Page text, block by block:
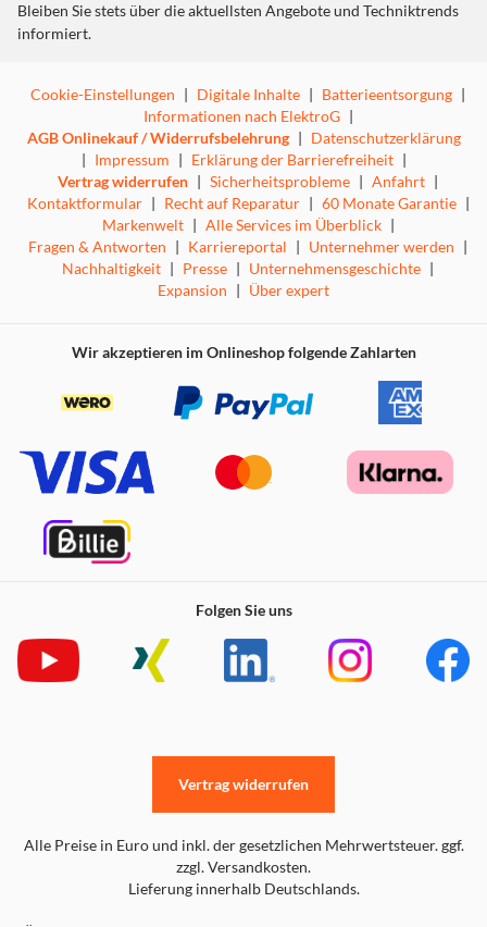
Bleiben Sie stets über die aktuellsten Angebote und Techniktrends
informiert.
Cookie-Einstellungen | Digitale Inhalte | Batterieentsorgung |
Informationen nach ElektroG |
AGB Onlinekauf / Widerrufsbelehrung | Datenschutzerklärung
| Impressum | Erklärung der Barrierefreiheit |
Vertrag widerrufen | Sicherheitsprobleme | Anfahrt |
Kontaktformular | Recht auf Reparatur | 60 Monate Garantie |
Markenwelt | Alle Services im Überblick |
Fragen & Antworten | Karriereportal | Unternehmer werden |
Nachhaltigkeit | Presse | Unternehmensgeschichte |
Expansion | Über expert
Wir akzeptieren im Onlineshop folgende Zahlarten
Folgen Sie uns
Alle Preise in Euro und inkl. der gesetzlichen Mehrwertsteuer. ggf.
zzgl. Versandkosten.
Lieferung innerhalb Deutschlands.
Vertrag widerrufen